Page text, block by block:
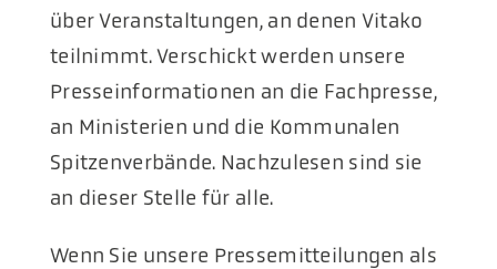
Aktuelles
Podcast
über Veranstaltungen, an denen Vitako
teilnimmt. Verschickt werden unsere
Presseinformationen an die Fachpresse,
an Ministerien und die Kommunalen
Spitzenverbände. Nachzulesen sind sie
an dieser Stelle für alle.
​Wenn Sie unsere Pressemitteilungen als